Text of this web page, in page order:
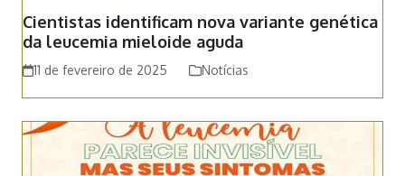
Cientistas identificam nova variante genética
da leucemia mieloide aguda
11 de fevereiro de 2025 Notícias